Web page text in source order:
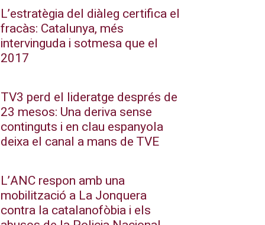
L’estratègia del diàleg certifica el
fracàs: Catalunya, més
intervinguda i sotmesa que el
2017
TV3 perd el lideratge després de
23 mesos: Una deriva sense
continguts i en clau espanyola
deixa el canal a mans de TVE
L’ANC respon amb una
mobilització a La Jonquera
contra la catalanofòbia i els